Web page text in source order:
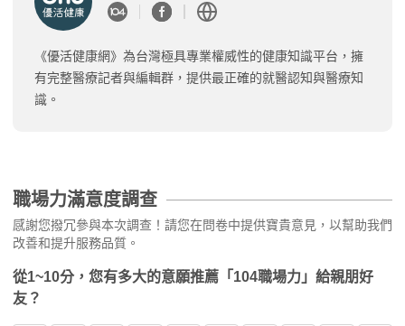
《優活健康網》為台灣極具專業權威性的健康知識平台，擁
有完整醫療記者與編輯群，提供最正確的就醫認知與醫療知
識。
職場力滿意度調查
感謝您撥冗參與本次調查！請您在問卷中提供寶貴意見，以幫助我們
改善和提升服務品質。
從1~10分，您有多大的意願推薦「104職場力」給親朋好
友？